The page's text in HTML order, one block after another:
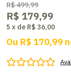
R$ 499,99
R$ 179,99
5 x de R$ 36,00
Ou R$ 170,99